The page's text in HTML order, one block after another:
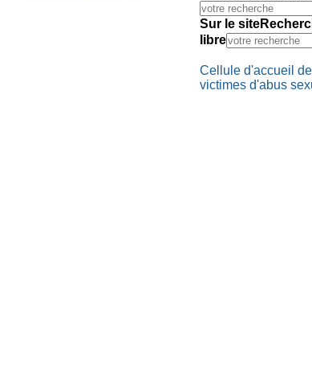
Sur le site
libre
Cellule d'accueil
victimes d'abus